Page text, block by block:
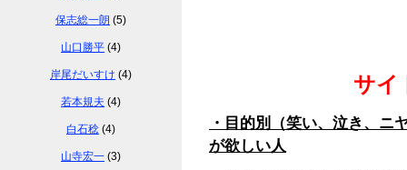
サイ
・目的別（笑い、泣き、ニ
が欲しい人
保志総一朗 (5)
山口勝平 (4)
岸尾だいすけ (4)
若本規夫 (4)
白石稔 (4)
山寺宏一 (3)